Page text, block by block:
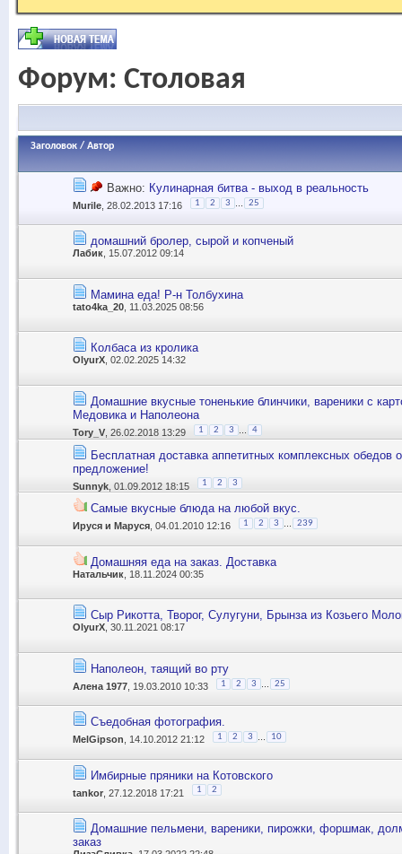
Форум: Столовая
Заголовок / Автор
Важно: Кулинарная битва - выход в реальность
Murile , 28.02.2013 17:16 1 2 3 25
домашний бролер, сырой и копченый
Лабик, 15.07.2012 09:14
Мамина еда! Р-н Толбухина
tato4ka_20 , 11.03.2025 08:56
Колбаса из кролика
OlyurX, 02.02.2025 14:32
Домашние вкусные тоненькие блинчики, вареники с
Медовика и Наполеона
Tory_V , 26.02.2018 13:29 1 2 3 4
Бесплатная доставка аппетитных комплексных обедов
предложение!
Sunnyk , 01.09.2012 18:15 1 2 3
Самые вкусные блюда на любой вкус.
Ируся и Маруся , 04.01.2010 12:16 1 2 3 239
Домашняя еда на заказ. Доставка
Натальчик , 18.11.2024 00:35
Сыр Рикотта, Творог, Сулугуни, Брынза из Козьего
OlyurX , 30.11.2021 08:17
Наполеон, таящий во рту
Алена 1977 , 19.03.2010 10:33 1 2 3 25
Съедобная фотография.
MelGipson , 14.10.2012 21:12 1 2 3 10
Имбирные пряники на Котовского
tankor , 27.12.2018 17:21 1 2
Домашние пельмени, вареники, пирожки, форшмак,
заказ